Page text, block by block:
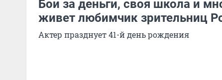
Бои за деньги, своя школа и
живет любимчик зрительниц
Актер празднует 41-й день рождения